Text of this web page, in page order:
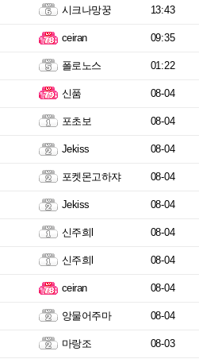
시크나망꿍 13:43
ceiran 09:35
폴로노스 01:22
신품 08-04
포초보 08-04
Jekiss 08-04
포켓몬고하쟈 08-04
Jekiss 08-04
신주희l 08-04
신주희l 08-04
ceiran 08-04
앙물어주마 08-04
마랑조 08-03